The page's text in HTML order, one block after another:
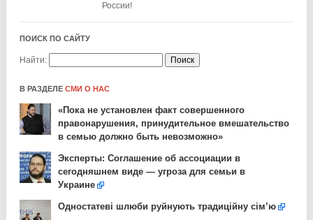
России!
ПОИСК ПО САЙТУ
Найти:
В РАЗДЕЛЕ СМИ О НАС
«Пока не установлен факт совершенного
правонарушения, принудительное вмешательство
в семью должно быть невозможно»
Эксперты: Соглашение об ассоциации в
сегодняшнем виде — угроза для семьи в
Украине
Одностатеві шлюби руйнують традиційну сім’ю